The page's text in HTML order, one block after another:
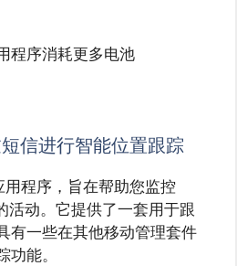
程序消耗更多电池
信进行智能位置跟踪
程序，旨在帮助您监控
活动。它提供了一套用于跟
有一些在其他移动管理套件
能。